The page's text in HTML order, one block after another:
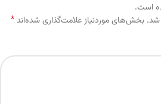
است.
شد. بخش‌های موردنیاز علامت‌گذاری شده‌اند*